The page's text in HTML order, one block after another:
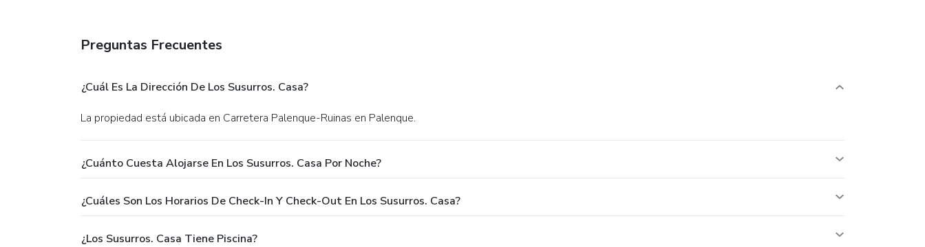
Preguntas Frecuentes
¿Cuál Es La Dirección De Los Susurros. Casa?
La propiedad está ubicada en Carretera Palenque-Ruinas en Palenque.
¿Cuánto Cuesta Alojarse En Los Susurros. Casa Por Noche?
¿Cuáles Son Los Horarios De Check-In Y Check-Out En Los Susurros. Casa?
¿Los Susurros. Casa Tiene Piscina?